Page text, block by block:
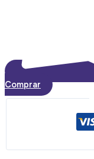
Comprar